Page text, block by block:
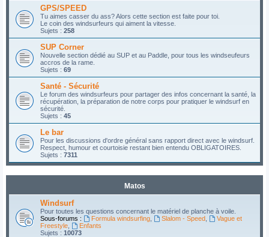
GPS/SPEED
Tu aimes casser du ass? Alors cette section est faite pour toi.
Le coin des windsurfeurs qui aiment la vitesse.
Sujets : 258
SUP Corner
Nouvelle section dédié au SUP et au Paddle, pour tous les windseufeurs
accros de la rame.
Sujets : 69
Santé - Sécurité
Le forum des windsurfeurs pour partager des infos concernant la santé, la
récupération, la préparation de notre corps pour pratiquer le windsurf en
sécurité.
Sujets : 45
Le bar
Pour les discussions d'ordre général sans rapport direct avec le windsurf.
Respect, humour et courtoisie restant bien entendu OBLIGATOIRES.
Sujets : 7311
Matos
Windsurf
Pour toutes les questions concernant le matériel de planche à voile.
Sous-forums :
Formula windsurfing, Slalom - Speed,
Vague et
Freestyle
Enfants
Sujets : 10073